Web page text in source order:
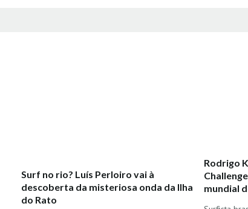
Surf no rio? Luís Perloiro vai à
descoberta da misteriosa onda da Ilha
do Rato
Rodrigo
mundial